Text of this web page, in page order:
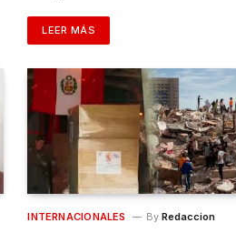
LEER MÁS
INTERNACIONALES By Redaccion